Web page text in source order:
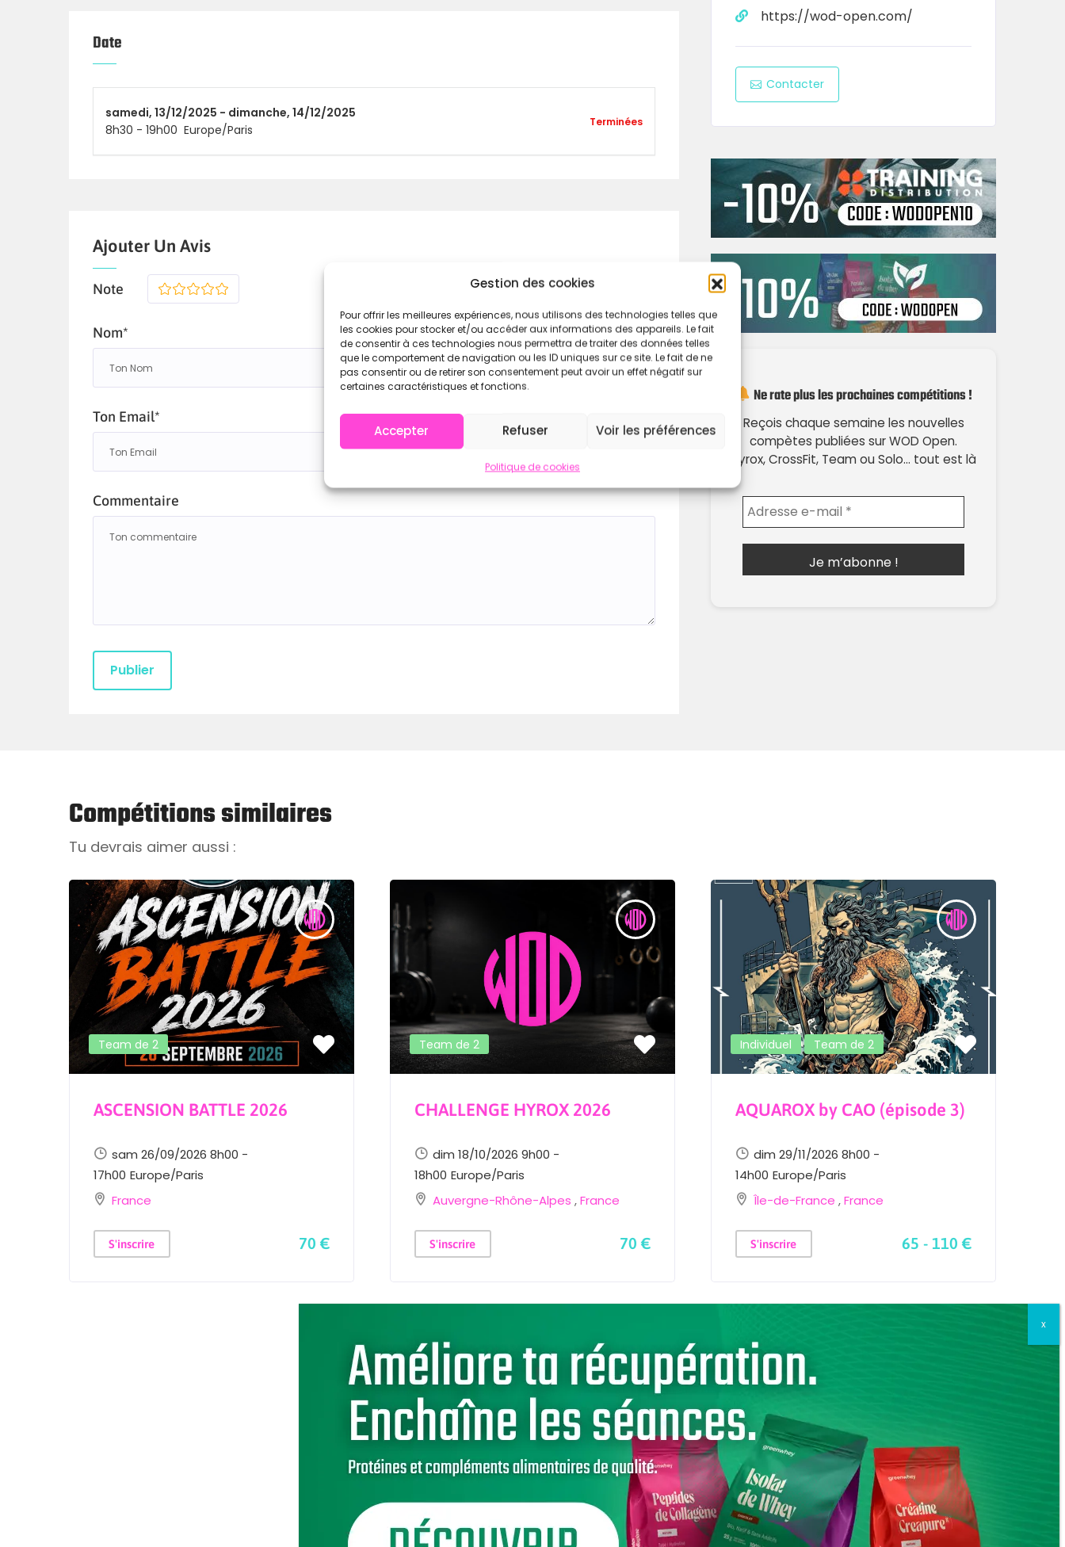
Gestion des cookies
Pour offrir les meilleures expériences, nous utilisons des technologies telles que
les cookies pour stocker et/ou accéder aux informations des appareils. Le fait
de consentir à ces technologies nous permettra de traiter des données telles
que le comportement de navigation ou les ID uniques sur ce site. Le fait de ne
pas consentir ou de retirer son consentement peut avoir un effet négatif sur
certaines caractéristiques et fonctions.
Accepter Refuser Voir les préférences
Politique de cookies
fitness !
CrossFit GONES
Date
samedi, 13/12/2025 - dimanche, 14/12/2025
8h30 - 19h00 Europe/Paris
Terminées
Ajouter Un Avis
Note 5
4
3
2
Nom*
Ton Email*
Commentaire
https://wod-open.com/
Contacter
Ne rate plus les prochaines compétitions !
Reçois chaque semaine les nouvelles
compètes publiées sur WOD Open.
Hyrox, CrossFit, Team ou Solo… tout est là
Compétitions similaires
Tu devrais aimer aussi :
Team de 2
ASCENSION BATTLE 2026
sam 26/09/2026 8h00 -
17h00 Europe/Paris
France
S'inscrire 70 €
Team de 2
CHALLENGE HYROX 2026
dim 18/10/2026 9h00 -
18h00 Europe/Paris
Auvergne-Rhône-Alpes ,France
S'inscrire 70 €
Individuel Team de 2
AQUAROX by CAO (épisode 3)
dim 29/11/2026 8h00 -
14h00 Europe/Paris
Île-de-France ,France
S'inscrire 65 - 110 €